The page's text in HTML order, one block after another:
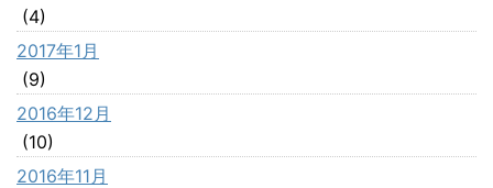
(4)
2017年1月
(9)
2016年12月
(10)
2016年11月